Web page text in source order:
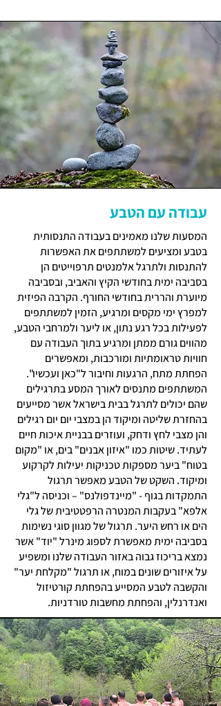
עבודה עם הטבע
המסעות שלנו מאמינים בעבודה התנסותית
בטבע ומציעים למשתתפים את האפשרות
להתנסות ולתרגל אלמנטים תרפוייטים הן
בסביבה ימית בחודשי הקיץ והאביב, ובסביבה
מיוערת והררית בחודשי החורף. הקרבה הפיזית
למפרץ ימי מקסים ומרגיע, הזמין למשתתפים
לפעילות בכל רגע נתון, או ליער ולמרחבי הטבע,
מהווים גורם ממתן ומרגיע בתוך העבודה עם
חוויות טראומתיות ומורכבות, ומאפשרים
הפחתת מתח, הרגעות וחיבור ל"כאן ועכשיו".
המשתתפים מתנסים לאורך המסע בתרגילים
שהם יכולים לתרגל בבית בישראל אשר מסייעים
בהחזרת שליטה ומיקוד הן במצבי יום יום רגילים
והן מצבי לחץ ודחק, ועוזרים בבניית איכות חיים
לעתיד. שיטות כמו "איזון אבנים" בים, או "מקום
בטוח" ביער מספקות טכניקות יעילות לקרקוע
ומיקוד. השקט של הטבע מאפשר תרגול
התמקדות בגוף - "מיינדפולנס" – וכניסה ל"גלי
אלפא" בעקבות המנטרה הרפטטיבית של גלי
הים או רחש היער. תרגול של מגוון סוגי נשימות
בסביבה ימית מאפשרת לספוג מינרל "יוד" אשר
נמצא בריכוז גבוה באזור העבודה שלנו ומשפיע
על איזורים שונים במוח, או תרגול "מקלחת יער"
והקשבה לטבע המסייע בהפחתת קורטיזול
ואנדרנלין, והפחתת מחשבות טורדניות.